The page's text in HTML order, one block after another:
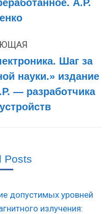
А.Р.
Шаг за
науки.» издание
— разработчика
Posts
допустимых уровней
излучения: